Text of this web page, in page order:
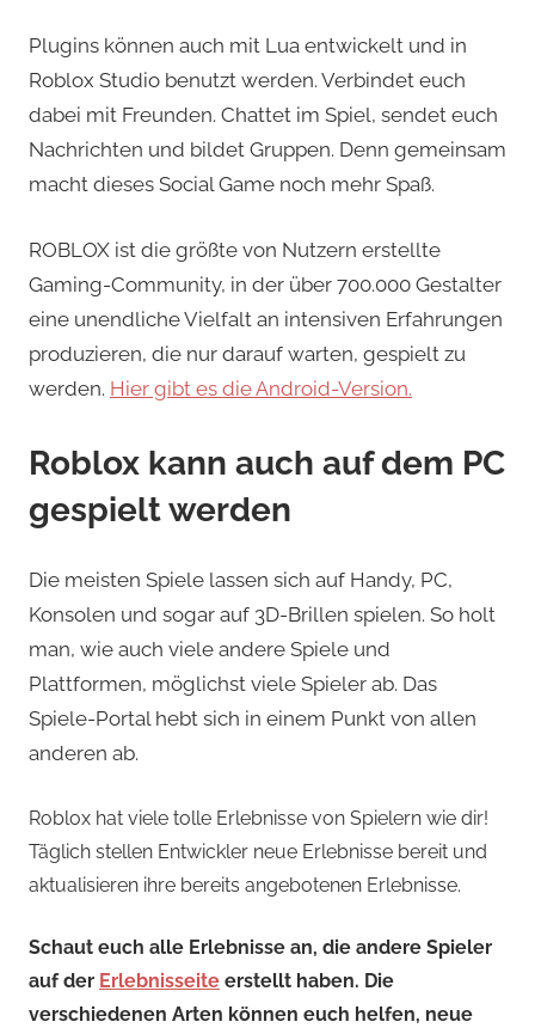
Plugins können auch mit Lua entwickelt und in
Roblox Studio benutzt werden. Verbindet euch
dabei mit Freunden. Chattet im Spiel, sendet euch
Nachrichten und bildet Gruppen. Denn gemeinsam
macht dieses Social Game noch mehr Spaß.
ROBLOX ist die größte von Nutzern erstellte
Gaming-Community, in der über 700.000 Gestalter
eine unendliche Vielfalt an intensiven Erfahrungen
produzieren, die nur darauf warten, gespielt zu
werden. Hier gibt es die Android-Version.
Roblox kann auch auf dem PC
gespielt werden
Die meisten Spiele lassen sich auf Handy, PC,
Konsolen und sogar auf 3D-Brillen spielen. So holt
man, wie auch viele andere Spiele und
Plattformen, möglichst viele Spieler ab. Das
Spiele-Portal hebt sich in einem Punkt von allen
anderen ab.
Roblox hat viele tolle Erlebnisse von Spielern wie dir!
Täglich stellen Entwickler neue Erlebnisse bereit und
aktualisieren ihre bereits angebotenen Erlebnisse.
Schaut euch alle Erlebnisse an, die andere Spieler
auf der Erlebnisseite erstellt haben. Die
verschiedenen Arten können euch helfen, neue